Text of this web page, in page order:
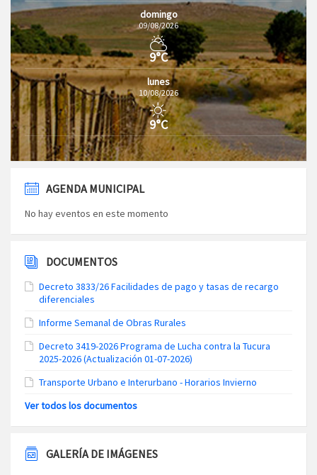
domingo
09/08/2026
9°C
lunes
10/08/2026
9°C
AGENDA MUNICIPAL
No hay eventos en este momento
DOCUMENTOS
Decreto 3833/26 Facilidades de pago y tasas de recargo
diferenciales
Informe Semanal de Obras Rurales
Decreto 3419-2026 Programa de Lucha contra la Tucura
2025-2026 (Actualización 01-07-2026)
Transporte Urbano e Interurbano - Horarios Invierno
Ver todos los documentos
GALERÍA DE IMÁGENES